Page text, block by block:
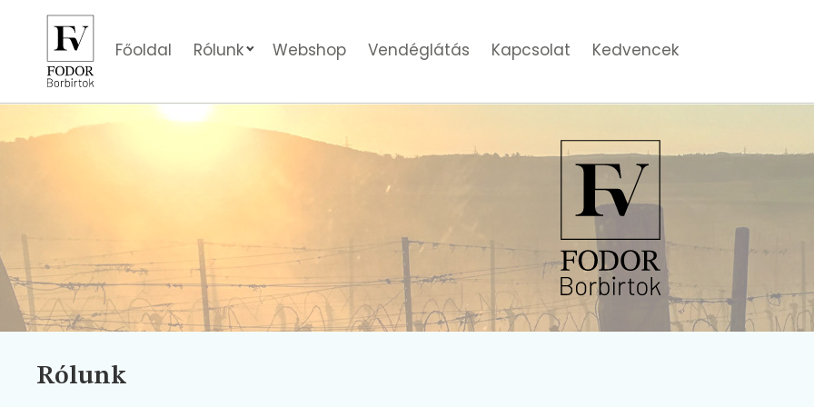
Főoldal Rólunk Webshop Vendéglátás Kapcsolat Kedvencek
Rólunk